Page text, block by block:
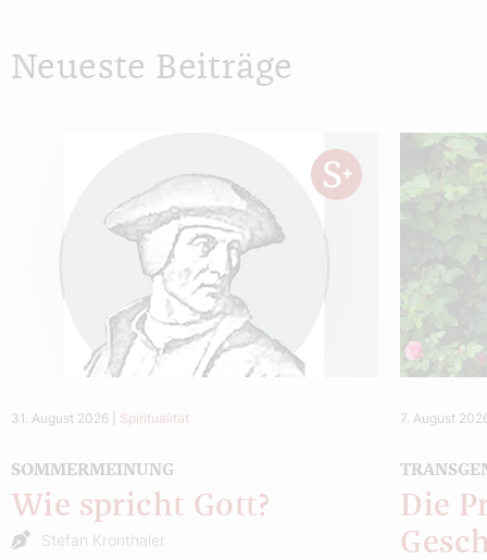
Neueste Beiträge
31. August 2026 Spiritualität
SOMMERMEINUNG
Wie spricht Gott?
Stefan Kronthaler
7. August
Die